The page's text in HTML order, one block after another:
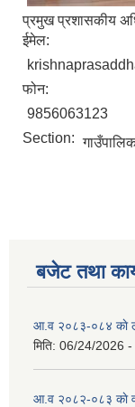
प्रमुख प्रशासकीय
ईमेल:
फोन:
9856063123
Section:
बजेट तथा
आ.व २०८३-०८४ काे
मिति: 06/24/2026 -
आ.व २०८२-०८३ काे